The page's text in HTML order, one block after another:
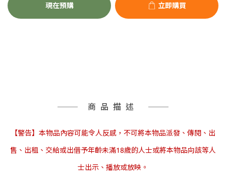
現在預購 立即購買
商品描述
【警告】本物品內容可能令人反感，不可將本物品派發、傳閱、出
售、出租、交給或出借予年齡未滿18歲的人士或將本物品向該等人
士出示、播放或放映。